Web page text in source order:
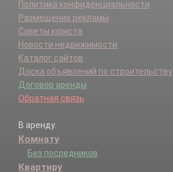
Политика конфиденциальности
Размещение рекламы
Советы юриста
Новости недвижимости
Каталог сайтов
Доска объявлений по строительству
Договор аренды
Обратная связь
В аренду:
Комнату
Без посредников
Квартиру